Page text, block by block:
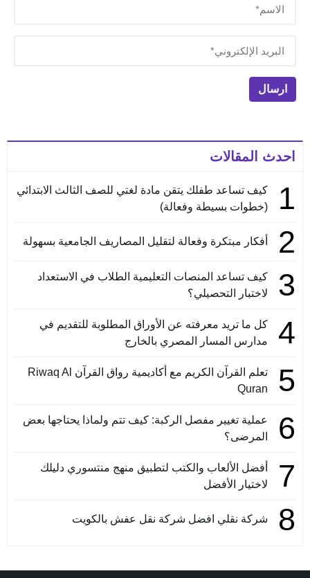
احدث المقالات
1
كيف تساعد طفلك يتقن مادة لغتي للصف الثالث الابتدائي
(خطوات بسيطة وفعالة)
2 أفكار مبتكرة وفعالة لتقليل المصاريف الجامعية بسهولة
3
كيف تساعد المنصات التعليمية الطلاب في الاستعداد
لاختبار التحصيلي؟
4
كل ما تريد معرفته عن الأوراق المطلوبة للتقديم في
مدارس المسار المصري بالخارج
5
تعلم القرآن الكريم مع أكاديمية رواق القرآن Riwaq Al
Quran
6
عملية تغيير مفصل الركبة: كيف تتم ولماذا يحتاجها بعض
المرضى؟
7
أفضل الألعاب والكتب لتطبيق منهج منتسوري دليلك
لاختيار الأفضل
8 شركة نقلي افضل شركة نقل عفش بالكويت